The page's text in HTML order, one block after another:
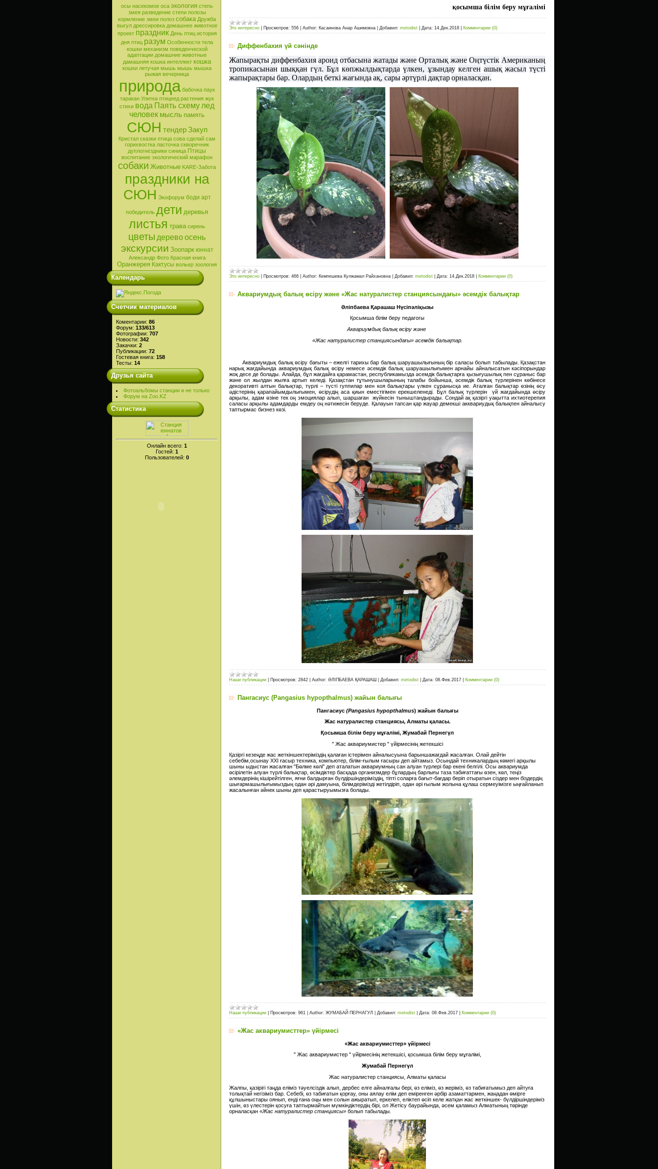
осы насекомое оса экология степь
змея разведение степи полозы
кормление змеи полоз собака Дружба
выгул дрессировка домашнее животное
проект праздник День птиц история
дня птиц разум Особенности тела
кошки механизм поведенческой
адаптации домашние животные
дамашняя кошка интеллект кошка
кошки летучая мышь мышь мышка
рыжая вечерница
природа бабочка паук
таракан Улитка птицеед растения жук
стихи вода Паять схемулед
человек мысль память
СЮН тендер Закуп
Кристал сказки птица сова сделай сам
горихвостка ласточка скворечник
дуплогнездники синица Птицы
воспитание экологический марафон
собаки Животные KARE-Забота
праздники на
СЮН Экофорум боди арт
победитель дети деревья
листья трава сирень
цветы деревоосень
экскурсии Зоопарк юннат
Александр Фото Красная книга
Оранжерея Кактусы вольер зоология
Календарь
Счетчик материалов
Коментарии: 86
Форум: 133/613
Фотографии: 707
Новости: 342
Закачки: 2
Публикации: 72
Гостевая книга: 158
Тесты: 14
Друзья сайта
Фотоальбомы станции и не только
Форум на Zoo.KZ
Статистика
Онлайн всего: 1
Гостей: 1
Пользователей: 0
қосымша білім беру мұғалімі
Это интересно Просмотров: 556 Author: Касаинова Анар Ашимовна Добавил: metodist Дата: 14.Дек.2018 Комментарии (0)
Диффенбахия үй сәнінде
Жапырақты диффенбахия ароид отбасына жатады және Орталық және Оңтүстік Американың
тропикасынан шыққан гүл.Бұл көпжылдықтарда үлкен, ұзындау келген ашық жасыл түсті
жапырақтарыбар. Олардың беткі жағында ақ, сарыәртүрлі дақтарорналасқан.
Это интересно Просмотров: 466 Author: Кемпешева Кулжамал Райхановна Добавил: metodist Дата: 14.Дек.2018 Комментарии (0)
Аквариумдық балық өсіру және «Жас натуралистер станциясындағы» әсемдік балықтар
Әліпбаева Қарашаш Нүсіпәліқызы
Қосымша білім беру педагогы
Аквариумдық балық өсіру және
«Жас натуралистер станциясындағы» әсемдік балықтар.
Аквариумдық балық өсіру бағыты – ежелгі тарихы бар балық шаруашылығының бір саласы болып табылады. Қазақстан
нарық жағдайында аквариумдық балық өсіру немесе әсемдік балық шаруашылығымен арнайы айналысатын кәсіпорындар
жоқ десе де болады. Алайда, бұл жағдайға қарамастан, республикамызда әсемдік балықтарға қызығушылық пен сұраныс бар
және ол жылдан жылға артып келеді. Қазақстан тұтынушыларының талабы бойынша, әсемдік балық түрлерінен көбінесе
декоративті алтын балықтар, түрлі – түсті гуппилар мен коя балықтары үлкен сұранысқа ие. Аталған балықтар өзінің өсу
әдістерінің қарапайымдылығымен, өсірудің аса қиын еместігімен ерекшеленеді. Бұл балық түрлерін үй жағдайында өсіру
арқылы, адам өзіне тек оң эмоциялар алып, шаршаған жүйкесін тыныштандырады. Сондай ақ қазіргі уақытта ихтиотерепия
саласы арқылы адамдарды емдеу оң нәтижесін беруде. Қалауын тапсан қар жауар демекші акквариудық балықпен айналысу
таптырмас бизнез көзі.
Наши публикации Просмотров: 2842 Author: ӘЛІПБАЕВА ҚАРАШАШ Добавил: metodist Дата: 08.Фев.2017 Комментарии (0)
Пангасиус (Pangasius hypopthalmus) жайын балығы
Пангасиус (Pangasius hypopthalmus) жайын балығы
Жас натуралистер станциясы, Алматы қаласы.
Қосымша білім беру мұғалімі, Жумабай Пернегүл
" Жас аквариумистер " үйірмесінің жетекшісі
Қазіргі кезеңде жас жеткіншектеріміздің қалаған істерімен айналысуына барыншажағдай жасалған. Олай дейтін
себебім,осынау ХХІ ғасыр техника, компьютер, білім-ғылым ғасыры деп айтамыз. Осындай техникалардың көмегі арқылы
шыны ыдыстан жасалған "Бөлме көлі" деп аталатын аквариумның сан алуан түрлері бар екені белгілі. Осы аквариумда
өсірілетін алуан түрлі балықтар, өсімдіктер басқада организмдер бұлардың барлығы таза табиғаттағы өзен, көл, теңіз
әлемдерінің кішірейтілген, яғни балдырған бүлдіршіндеріміздің, тіпті соларға бағыт-бағдар беріп отыратын сіздер мен біздердің
шығармашылығымыздың одан әрі дамуына, білімдерімізді жетілдіріп, одан әрі ғылым жолына құлаш сермеуімізге ыңғайланып
жасалынған әйнек шыны деп қарастыруымызға болады.
Наши публикации Просмотров: 961 Author: ЖУМАБАЙ ПЕРНАГУЛ Добавил: metodist Дата: 08.Фев.2017 Комментарии (0)
«Жас аквариумисттер» үйірмесі
«Жас аквариумисттер» үйірмесі
" Жас аквариумистер " үйірмесінің жетекшісі, қосымша білім беру мұғалімі,
Жумабай Пернегүл
Жас натуралистер станциясы, Алматы қаласы
Жалпы, қазірігі таңда еліміз тәуелсіздік алып, дербес елге айналғалы бері, өз еліміз, өз жеріміз, өз табиғатымыз деп айтуға
толықтай негізіміз бар. Себебі, өз табиғатын қорғау, оны аялау елім деп еміренген әрбір азаматтармен, жаңадан өмірге
құлшыныстары оянып, енді ғана оңы мен солын ажыратып, еркелеп, еліктеп өсіп келе жатқан жас жеткіншек- бүлдіршіндеріміз
үшін, өз үлестерін қосуға таптырмайтын мүмкіндіктердің бірі, ол Жетісу баурайында, әсем қаламыз Алматының төрінде
орналасқан «Жас натуралистер станциясы» болып табылады.